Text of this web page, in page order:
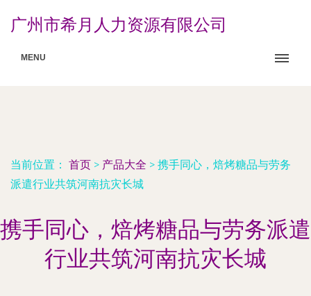
广州市希月人力资源有限公司
MENU
当前位置： 首页 > 产品大全 > 携手同心，焙烤糖品与劳务
派遣行业共筑河南抗灾长城
携手同心，焙烤糖品与劳务派遣
行业共筑河南抗灾长城